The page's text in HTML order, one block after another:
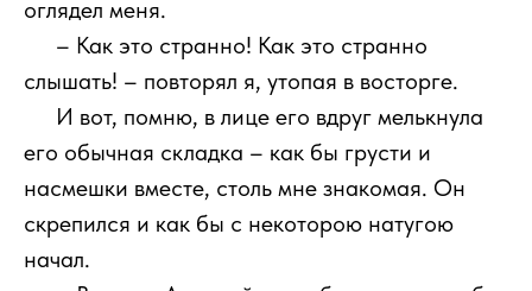
оглядел меня.
– Как это странно! Как это странно
слышать! – повторял я, утопая в восторге.
И вот, помню, в лице его вдруг мелькнула
его обычная складка – как бы грусти и
насмешки вместе, столь мне знакомая. Он
скрепился и как бы с некоторою натугою
начал.